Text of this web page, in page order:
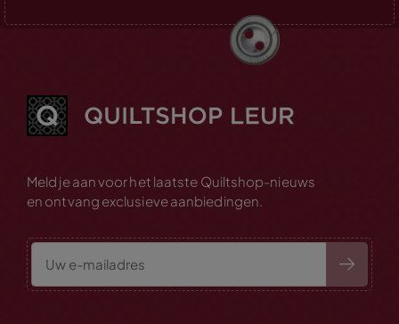
Meld je aan voor het laatste Quiltshop-nieuws
en ontvang exclusieve aanbiedingen.